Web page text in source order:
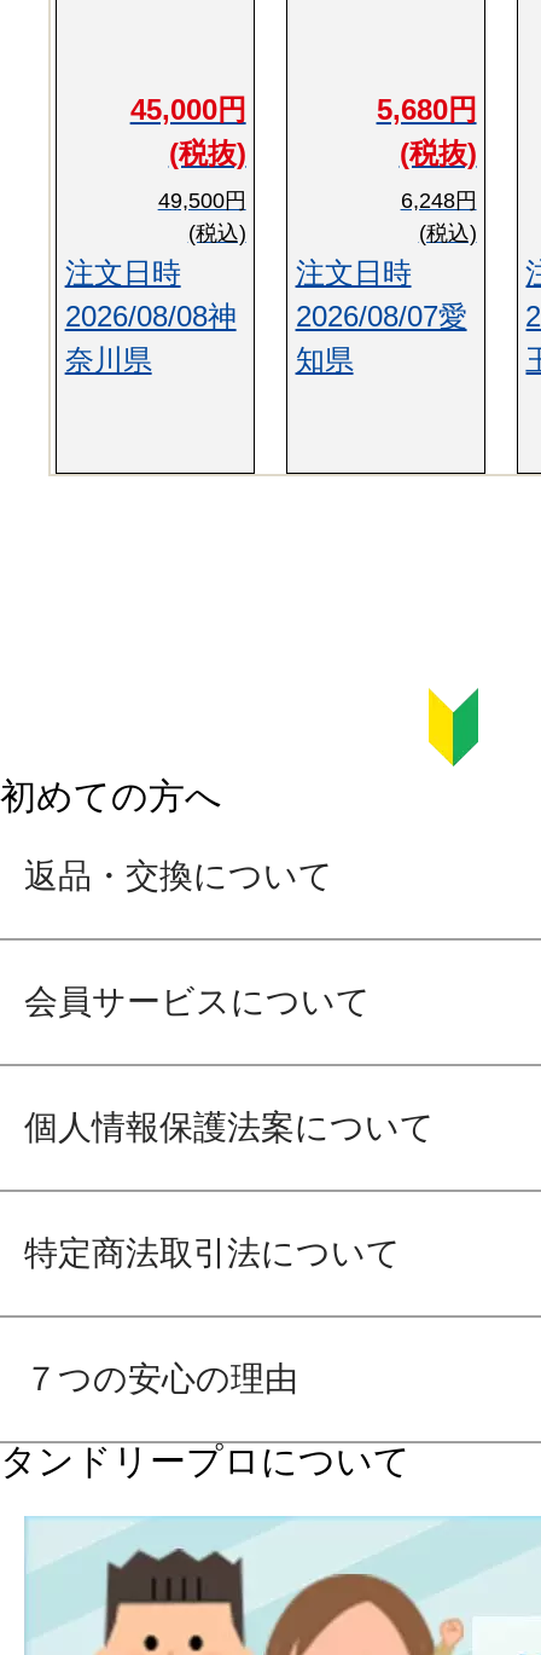
45,000円
(税抜)
49,500円
(税込)
注文日時
2026/08/08神
奈川県
5,680円
(税抜)
6,248円
(税込)
注文日時
2026/08/07愛
知県
初めての方へ
返品・交換について
会員サービスについて
個人情報保護法案について
特定商法取引法について
７つの安心の理由
タンドリープロについて